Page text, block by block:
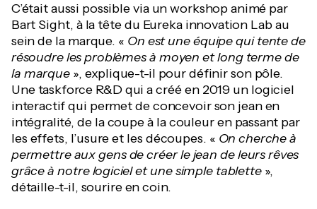
C’était aussi possible via un workshop animé par
Bart Sight, à la tête du Eureka innovation Lab au
sein de la marque. « On est une équipe qui tente de
résoudre les problèmes à moyen et long terme de
la marque», explique-t-il pour définir son pôle.
Une taskforce R&D qui a créé en 2019 un logiciel
interactif qui permet de concevoir son jean en
intégralité, de la coupe à la couleur en passant par
les effets, l’usure et les découpes. « On cherche à
permettre aux gens de créer le jean de leurs rêves
grâce à notre logiciel et une simple tablette»,
détaille-t-il, sourire en coin.